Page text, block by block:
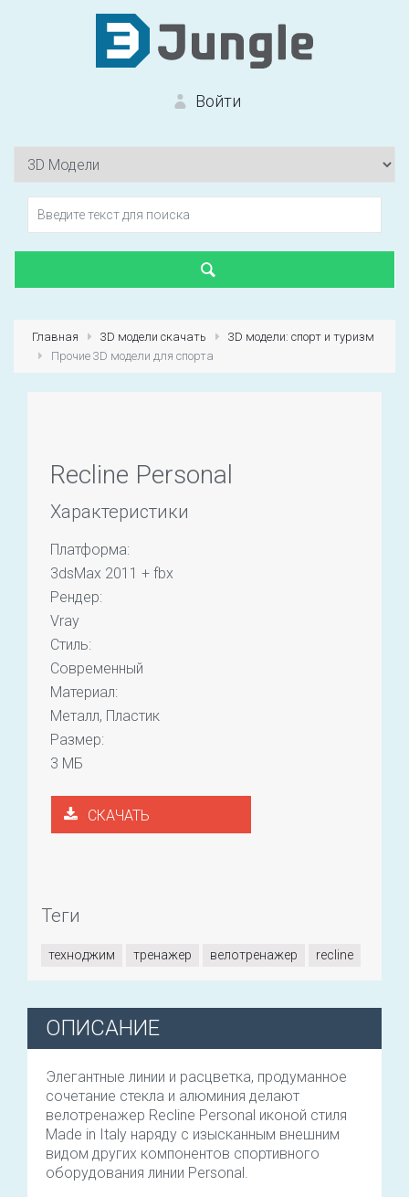
Войти
Зарегистрироваться
Главная 3D модели скачать
3D модели: спорт и туризм
Прочие 3D модели для спорта
Recline Personal
Характеристики
Платформа:
3dsMax 2011 + fbx
Рендер:
Vray
Стиль:
Современный
Материал:
Металл, Пластик
Размер:
3 МБ
СКАЧАТЬ
Теги
техноджим тренажер велотренажер recline
ОПИСАНИЕ
Элегантные линии и расцветка, продуманное
сочетание стекла и алюминия делают
велотренажер Recline Personal иконой стиля
Made in Italy наряду с изысканным внешним
видом других компонентов спортивного
оборудования линии Personal.